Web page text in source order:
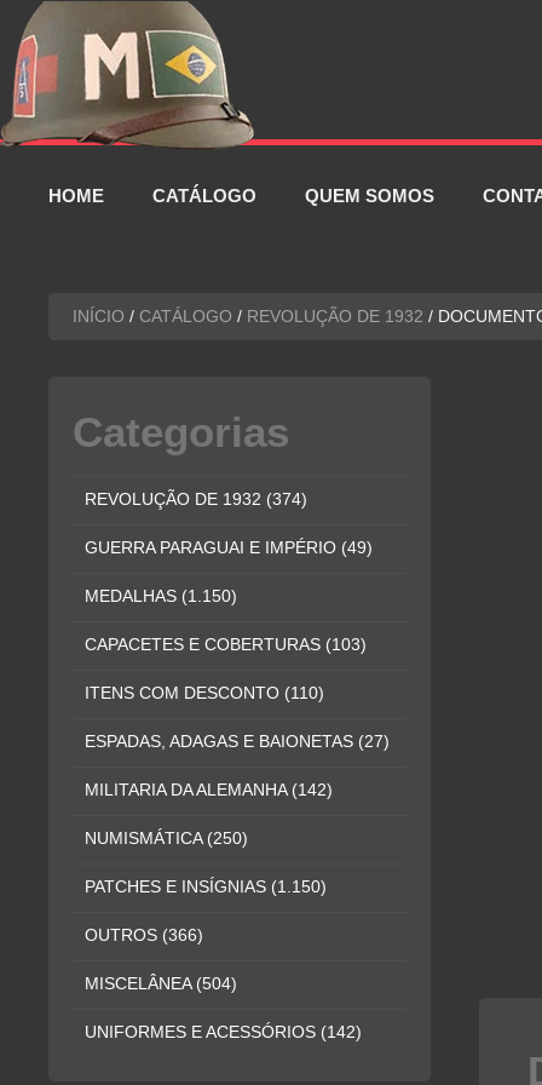
Pular
para
conteúdo
HOME CATÁLOGO QUEM SOMOS
INÍCIO / CATÁLOGO / REVOLUÇÃO DE 1932 /
Categorias
REVOLUÇÃO DE 1932 (374)
GUERRA PARAGUAI E IMPÉRIO (49)
MEDALHAS (1.150)
CAPACETES E COBERTURAS (103)
ITENS COM DESCONTO (110)
ESPADAS, ADAGAS E BAIONETAS (27)
MILITARIA DA ALEMANHA (142)
NUMISMÁTICA (250)
PATCHES E INSÍGNIAS (1.150)
OUTROS (366)
MISCELÂNEA (504)
UNIFORMES E ACESSÓRIOS (142)